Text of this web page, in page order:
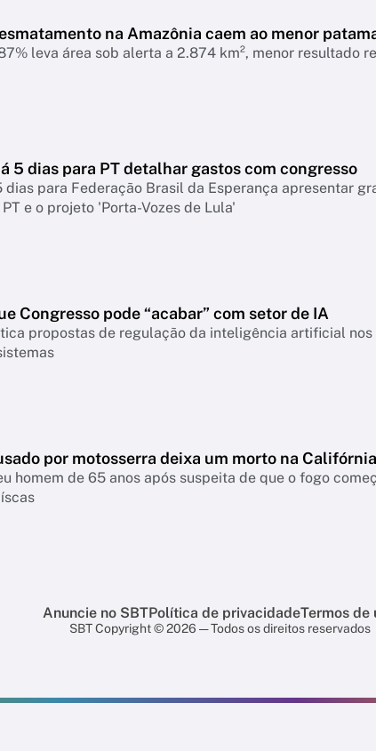
na Amazônia caem ao menor
leva área sob alerta a 2.874 km², menor resultado
5 dias para PT detalhar gastos com congresso
dias para Federação Brasil da Esperança apresentar
e o projeto 'Porta-Vozes de Lula'
Congresso pode “acabar” com setor de IA
propostas de regulação da inteligência artificial nos
por motosserra deixa um morto na Califórnia
homem de 65 anos após suspeita de que o fogo
Anuncie no SBTPolítica de privacidadeTermos de
SBT Copyright © 2026 — Todos os direitos reservados